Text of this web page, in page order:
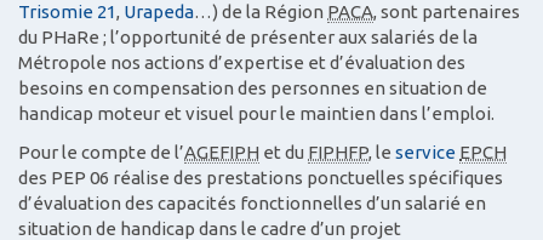
Trisomie 21, Urapeda…) de la Région PACA, sont partenaires
du PHaRe ; l’opportunité de présenter aux salariés de la
Métropole nos actions d’expertise et d’évaluation des
besoins en compensation des personnes en situation de
handicap moteur et visuel pour le maintien dans l’emploi.
Pour le compte de l’AGEFIPH et du FIPHFP, le service EPCH
des PEP 06 réalise des prestations ponctuelles spécifiques
d’évaluation des capacités fonctionnelles d’un salarié en
situation de handicap dans le cadre d’un projet